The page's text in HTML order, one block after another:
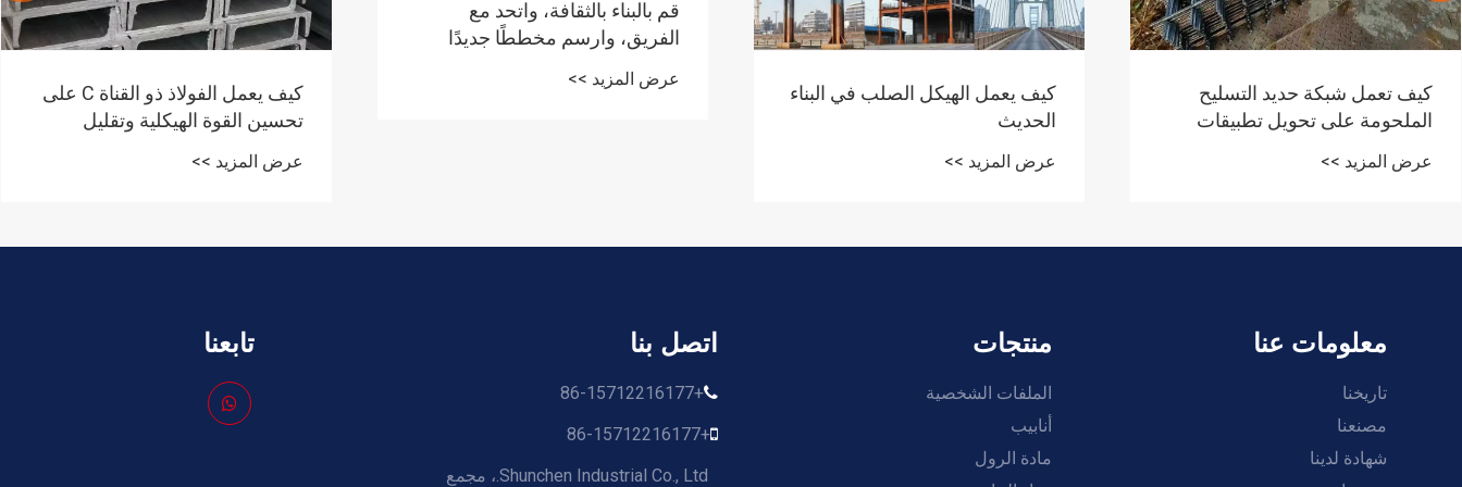
كيف تعمل شبكة حديد التسليح
الملحومة على تحويل تطبيقات
عرض المزيد >>
كيف يعمل الهيكل الصلب في البناء
الحديث
عرض المزيد >>
قم بالبناء بالثقافة، واتحد مع
الفريق، وارسم مخططًا جديدًا
عرض المزيد >>
كيف يعمل الفولاذ ذو القناة C على
تحسين القوة الهيكلية وتقليل
عرض المزيد >>
معلومات عنا
تاريخنا
مصنعنا
شهادة لدينا
منتجات
الملفات الشخصية
أنابيب
مادة الرول
اتصل بنا
+86-15712216177
+86-15712216177
Shunchen Industrial Co., Ltd.، مجمع
تابعنا